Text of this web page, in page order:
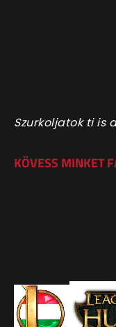
Szurkoljatok ti is
KÖVESS MINKET